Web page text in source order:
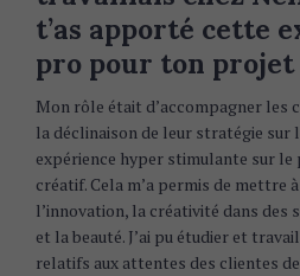
t’as apporté cette
pro pour ton projet
Mon rôle était d’accompagner les
la déclinaison de leur stratégie sur
expérience hyper stimulante sur
créatif. Cela m’a permis de
l’innovation, la créativité dans des
et la beauté. J’ai pu étudier et
relatifs aux attentes des clientes de